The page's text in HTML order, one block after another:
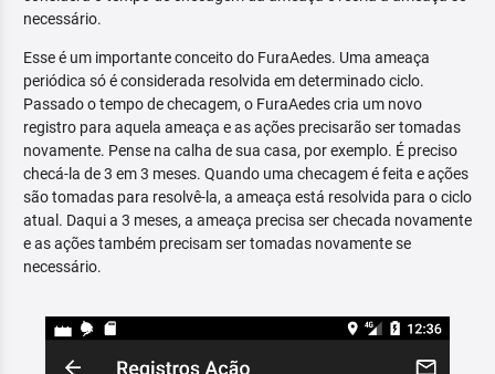
necessário.
Esse é um importante conceito do FuraAedes. Uma ameaça
periódica só é considerada resolvida em determinado ciclo.
Passado o tempo de checagem, o FuraAedes cria um novo
registro para aquela ameaça e as ações precisarão ser tomadas
novamente. Pense na calha de sua casa, por exemplo. É preciso
checá-la de 3 em 3 meses. Quando uma checagem é feita e ações
são tomadas para resolvê-la, a ameaça está resolvida para o ciclo
atual. Daqui a 3 meses, a ameaça precisa ser checada novamente
e as ações também precisam ser tomadas novamente se
necessário.